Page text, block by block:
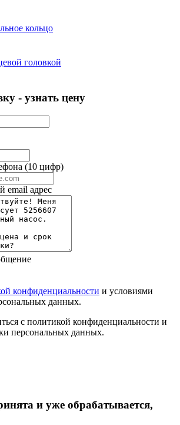
кольцо
головкой
- узнать цену
(10 цифр)
email адрес
конфиденциальности и условиями
данных.
с политикой конфиденциальности и
персональных данных.
и уже обрабатывается,